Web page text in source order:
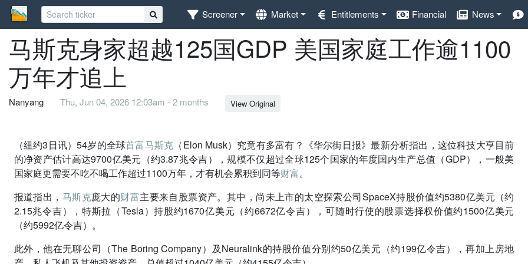
Screener Market Entitlements Financial News
马斯克身家超越125国GDP 美国家庭工作逾1100
万年才追上
Nanyang Thu, Jun 04, 2026 12:03am - 2 months View Original
（纽约3日讯）54岁的全球首富马斯克 （Elon Musk）究竟有多富有？《华尔街日报》最新分析指出，这位科技大亨目前
的净资产估计高达9700亿美元（约3.87兆令吉），规模不仅超过全球125个国家的年度国内生产总值（GDP），一般美
国家庭更需要不吃不喝工作超过1100万年，才有机会累积到同等财富。
报道指出， 马斯克庞大的财富主要来自股票资产。其中，尚未上市的太空探索公司SpaceX持股价值约5380亿美元（约
2.15兆令吉），特斯拉（Tesla）持股约1670亿美元（约6672亿令吉），可随时行使的股票选择权价值约1500亿美元
（约5992亿令吉）。
此外，他在无聊公司（The Boring Company）及Neuralink的持股价值分别约50亿美元（约199亿令吉），再加上房地